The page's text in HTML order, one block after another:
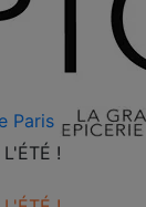
Paris
!